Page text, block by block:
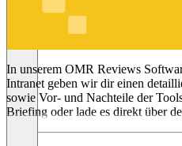
SocialIntranet
In unserem OMR Reviews
Intranet geben wir dir einen
sowie Vor- und Nachteile der
Briefing oder lade es direkt über